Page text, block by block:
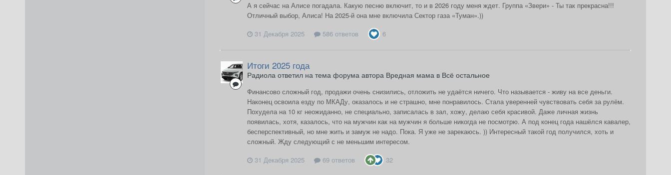
А я сейчас на Алисе погадала. Какую песню включит, то и в 2026 году меня ждет. Группа «Звери» - Ты так прекрасна!!!
Отличный выбор, Алиса! На 2025-й она мне включила Сектор газа «Туман».))
31 Декабря 2025
586 ответов 6
Итоги 2025 года
Радиола ответил на тема форума автора Вредная мама в Всё остальное
Финансово сложный год, продажи очень снизились, отложить не удаётся ничего. Что называется - живу на все деньги.
Наконец освоила езду по МКАДу, оказалось и не страшно, мне понравилось. Стала уверенней чувствовать себя за рулём.
Похудела на 10 кг неожиданно, не специально, записалась в зал, хожу, делаю себя красивой. Даже личная жизнь
появилась, хотя, казалось, что на мужчин как на мужчин я больше никогда не посмотрю. А под конец года нашёлся кавалер,
бесперспективный, но мне жить и замуж не надо. Пока. Я уже не зарекаюсь. )) Интересный такой год получился, хоть и
сложный. Жду следующий с не меньшим интересом.
31 Декабря 2025
69 ответов 32